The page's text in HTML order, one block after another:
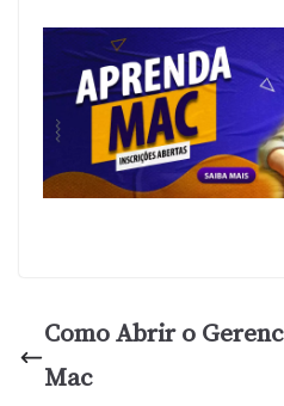
Como Abrir o
Mac